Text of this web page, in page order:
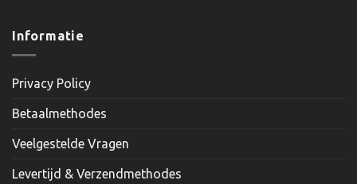
Informatie
Privacy Policy
Betaalmethodes
Veelgestelde Vragen
Levertijd & Verzendmethodes